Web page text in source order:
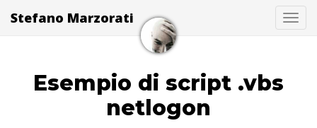
Stefano Marzorati
Esempio di script .vbs
netlogon